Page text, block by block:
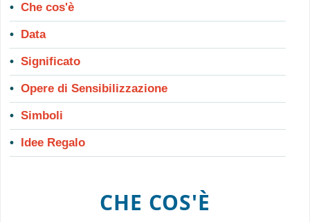
Che cos'è
Data
Significato
Opere di Sensibilizzazione
Simboli
Idee Regalo
CHE COS'È